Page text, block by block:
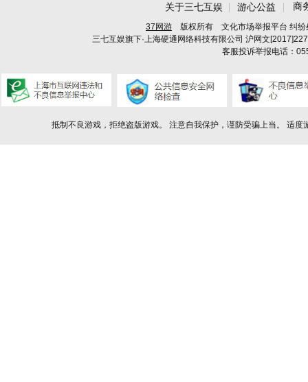
关于三七互娱 商
游心公益
37网游 版权所有 文化市场举报平台 纠纷
三七互娱旗下·上海硬通网络科技有限公司 沪网文
客服投诉举报电话：0553-
抵制不良游戏，拒绝盗版游戏。 注意自我保护，谨防受骗上当。 适